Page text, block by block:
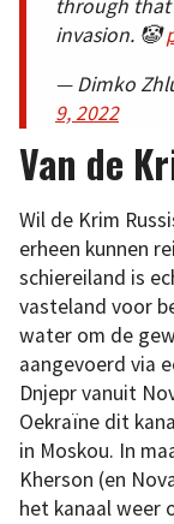
through that
invasion. 🤡
— Dimko
9, 2022
Van de
Wil de Krim
erheen kunnen
schiereiland is
vasteland voor
water om de
aangevoerd via
Dnjepr vanuit
Oekraïne dit
in Moskou. In
Kherson (en
het kanaal weer